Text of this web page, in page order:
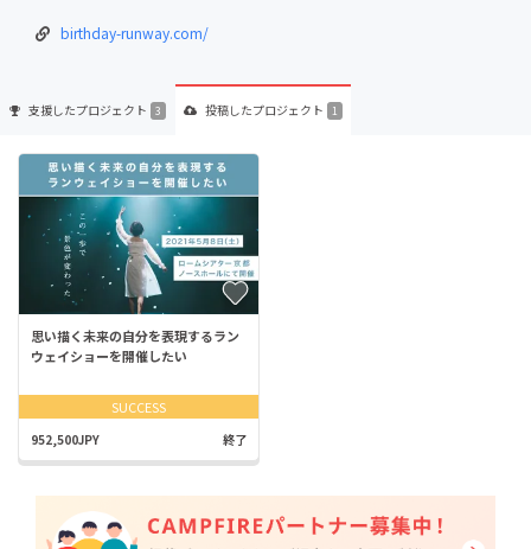
birthday-runway.com/
支援したプロジェクト 3 投稿したプロジェクト 1
思い描く未来の自分を表現するラン
ウェイショーを開催したい
SUCCESS
952,500JPY 終了